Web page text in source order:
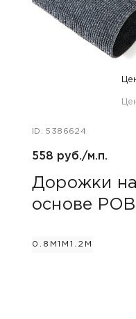
ID: 5386624
558 руб./м.п.
Дорожки
основе
0.8М1М1.2М